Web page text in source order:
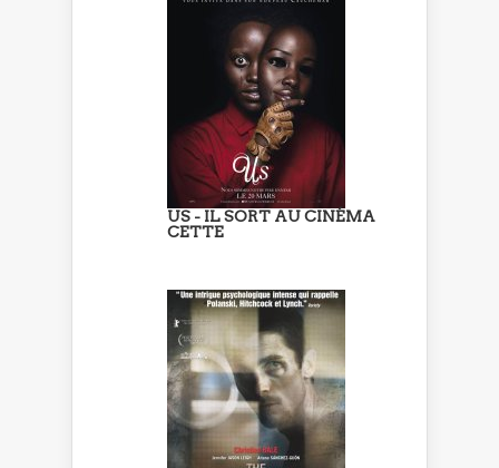
US - IL SORT AU CINÉMA
CETTE